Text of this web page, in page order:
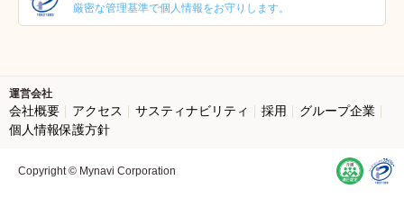
厳密な管理基準で個人情報をお守りします。
運営会社
会社概要 アクセス サスティナビリティ 採用
グループ企業
個人情報保護方針
Copyright © Mynavi Corporation